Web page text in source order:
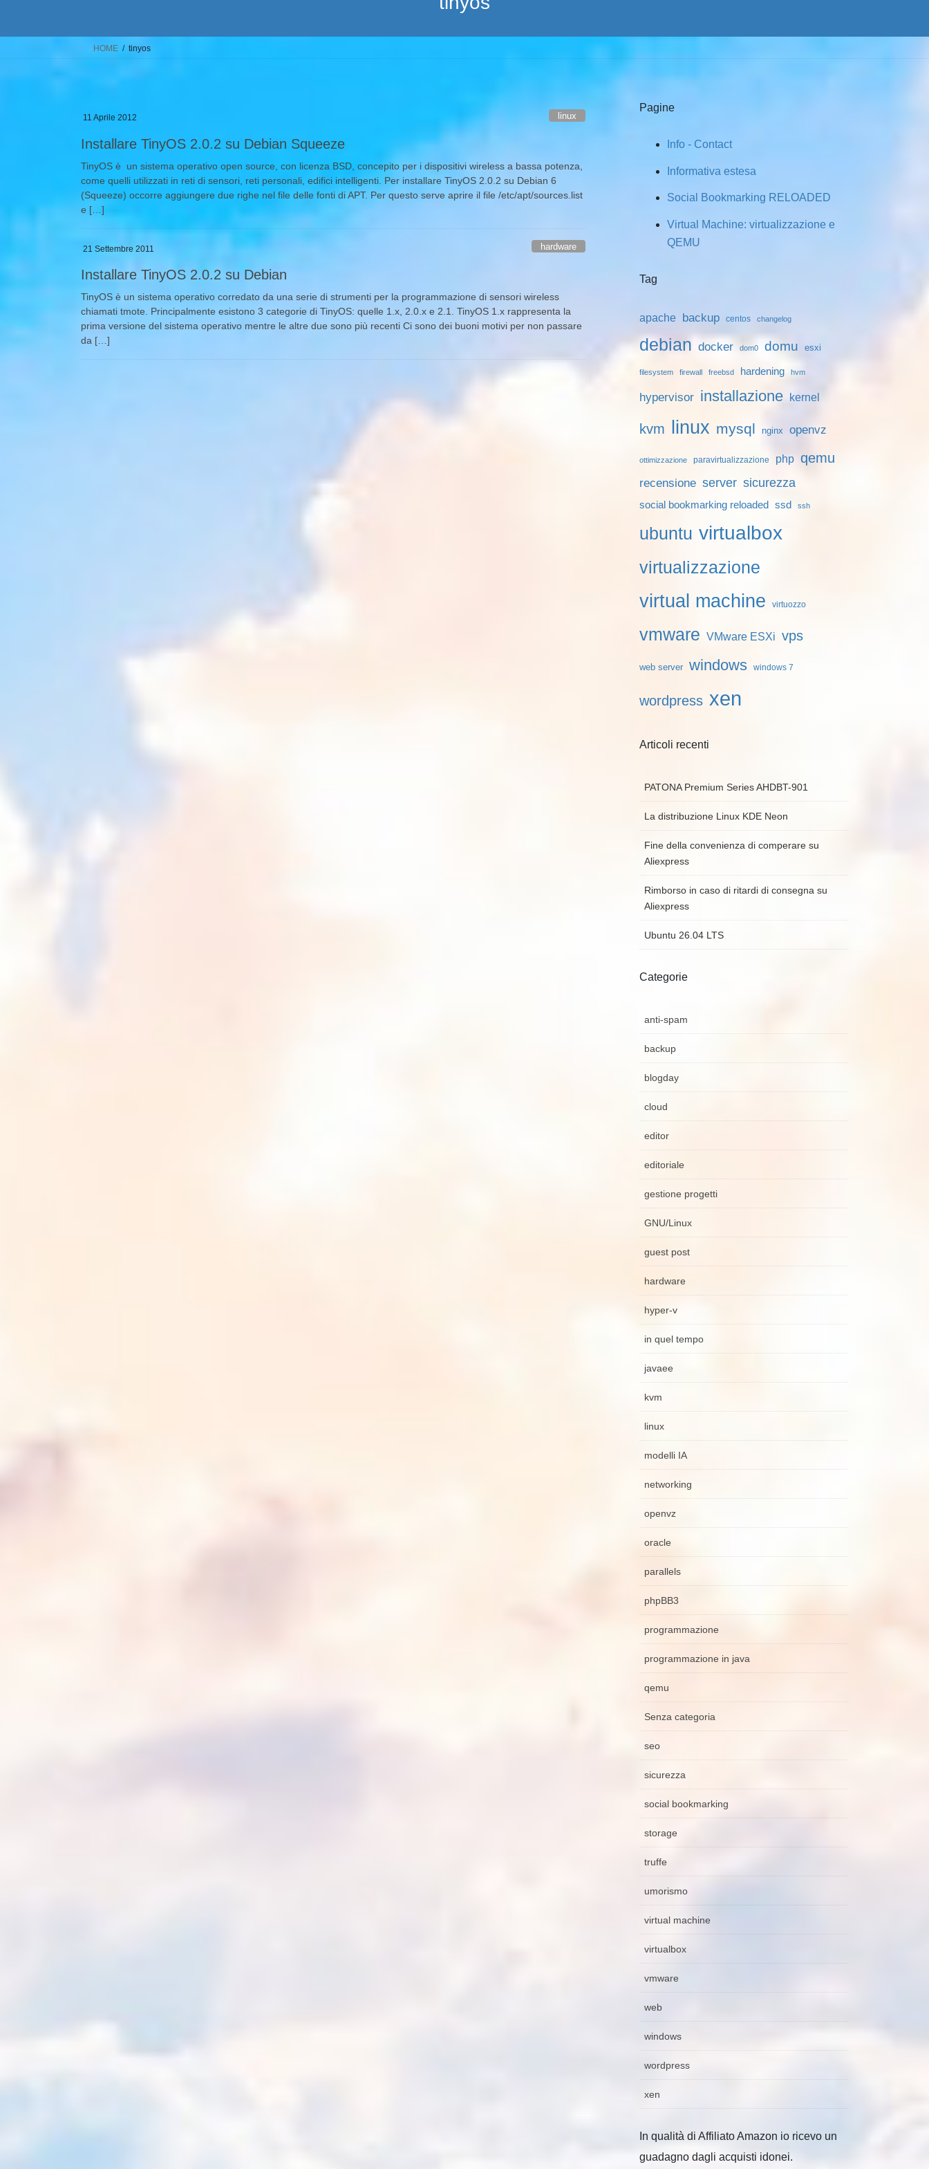
HOME tinyos
11 Aprile 2012 linux
Installare TinyOS 2.0.2 su Debian Squeeze
TinyOS è un sistema operativo open source, con licenza BSD, concepito per i dispositivi wireless a bassa potenza,
come quelli utilizzati in reti di sensori, reti personali, edifici intelligenti. Per installare TinyOS 2.0.2 su Debian 6
(Squeeze) occorre aggiungere due righe nel file delle fonti di APT. Per questo serve aprire il file /etc/apt/sources.list
e […]
21 Settembre 2011 hardware
Installare TinyOS 2.0.2 su Debian
TinyOS è un sistema operativo corredato da una serie di strumenti per la programmazione di sensori wireless
chiamati tmote. Principalmente esistono 3 categorie di TinyOS: quelle 1.x, 2.0.x e 2.1. TinyOS 1.x rappresenta la
prima versione del sistema operativo mentre le altre due sono più recenti Ci sono dei buoni motivi per non passare
da […]
Pagine
Info - Contact
Informativa estesa
Social Bookmarking RELOADED
Virtual Machine: virtualizzazione e
QEMU
Tag
apache backup centos changelog
debian docker dom0 domu esxi
filesystem firewall freebsd hardening hvm
hypervisor installazione kernel
kvm linux mysql nginx openvz
ottimizzazione paravirtualizzazione php qemu
recensione server sicurezza
social bookmarking reloaded ssd ssh
ubuntu virtualbox
virtualizzazione
virtual machine virtuozzo
vmware VMware ESXi vps
web server windows windows 7
wordpress xen
Articoli recenti
PATONA Premium Series AHDBT-901
La distribuzione Linux KDE Neon
Fine della convenienza di comperare su
Aliexpress
Rimborso in caso di ritardi di consegna su
Aliexpress
Ubuntu 26.04 LTS
Categorie
anti-spam
backup
blogday
cloud
editor
editoriale
gestione progetti
GNU/Linux
guest post
hardware
hyper-v
in quel tempo
javaee
kvm
linux
modelli IA
networking
openvz
oracle
parallels
phpBB3
programmazione
programmazione in java
qemu
Senza categoria
seo
sicurezza
social bookmarking
storage
truffe
umorismo
virtual machine
virtualbox
vmware
web
windows
wordpress
xen
In qualità di Affiliato Amazon io ricevo un
guadagno dagli acquisti idonei.